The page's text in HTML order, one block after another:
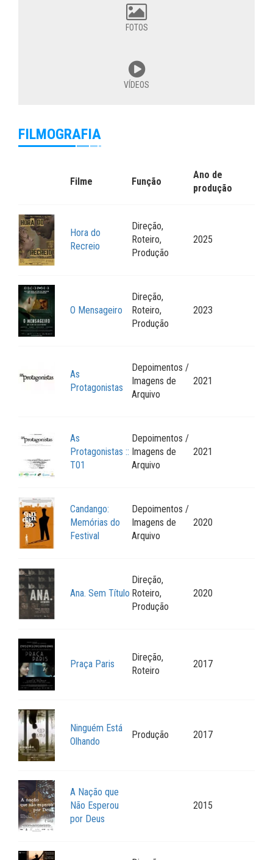
FOTOS
VÍDEOS
FILMOGRAFIA
Filme Função
Ano de
produção
Hora do
Recreio
Direção,
Roteiro,
Produção
2025
O Mensageiro
Direção,
Roteiro,
Produção
2023
As
Protagonistas
Depoimentos /
Imagens de
Arquivo
2021
As
Protagonistas ::
T01
Depoimentos /
Imagens de
Arquivo
2021
Candango:
Memórias do
Festival
Depoimentos /
Imagens de
Arquivo
2020
Ana. Sem Título
Direção,
Roteiro,
Produção
2020
Praça Paris
Direção,
Roteiro
2017
Ninguém Está
Olhando
Produção 2017
A Nação que
Não Esperou
por Deus
2015